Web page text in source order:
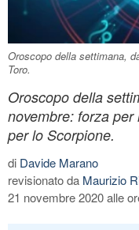
Oroscopo della settimana,
Toro.
Oroscopo della
novembre: forza
per lo Scorpione.
di Davide Marano
revisionato da Maurizio
21 novembre 2020 alle